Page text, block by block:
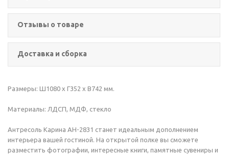
Отзывы о товаре
Доставка и сборка
Размеры: Ш1080 х Г352 х В742 мм.
Материалы: ЛДСП, МДФ, стекло
Антресоль Карина АН-2831 станет идеальным дополнением
интерьера вашей гостиной. На открытой полке вы сможете
разместить фотографии, интересные книги, памятные сувениры и